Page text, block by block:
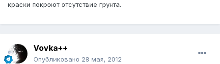
краски покроют отсутствие грунта.
Vovka++
Опубликовано 28 мая, 2012